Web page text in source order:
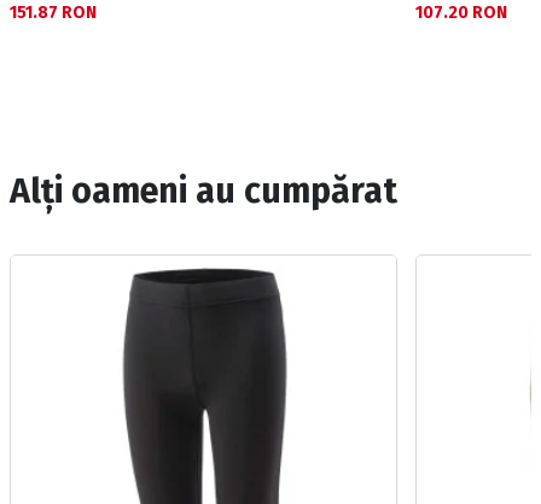
151.87 RON 107.20 RON
Alți oameni au cumpărat